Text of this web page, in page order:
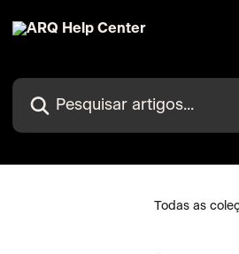
Pesquisar artigos...
Todas as